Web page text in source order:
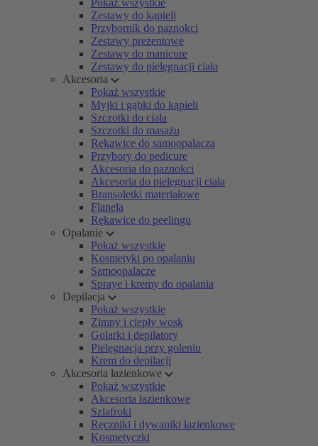
Pokaż wszystkie
Zestawy do kąpieli
Przybornik do paznokci
Zestawy prezentowe
Zestawy do manicure
Zestawy do pielęgnacji ciała
Akcesoria
Pokaż wszystkie
Myjki i gąbki do kąpieli
Szczotki do ciała
Szczotki do masażu
Rękawice do samoopalacza
Przybory do pedicure
Akcesoria do paznokci
Akcesoria do pielęgnacji ciała
Bransoletki materiałowe
Flanela
Rękawice do peelingu
Opalanie
Pokaż wszystkie
Kosmetyki po opalaniu
Samoopalacze
Spraye i kremy do opalania
Depilacja
Pokaż wszystkie
Zimny i ciepły wosk
Golarki i depilatory
Pielęgnacja przy goleniu
Krem do depilacji
Akcesoria łazienkowe
Pokaż wszystkie
Akcesoria łazienkowe
Szlafroki
Ręczniki i dywaniki łazienkowe
Kosmetyczki